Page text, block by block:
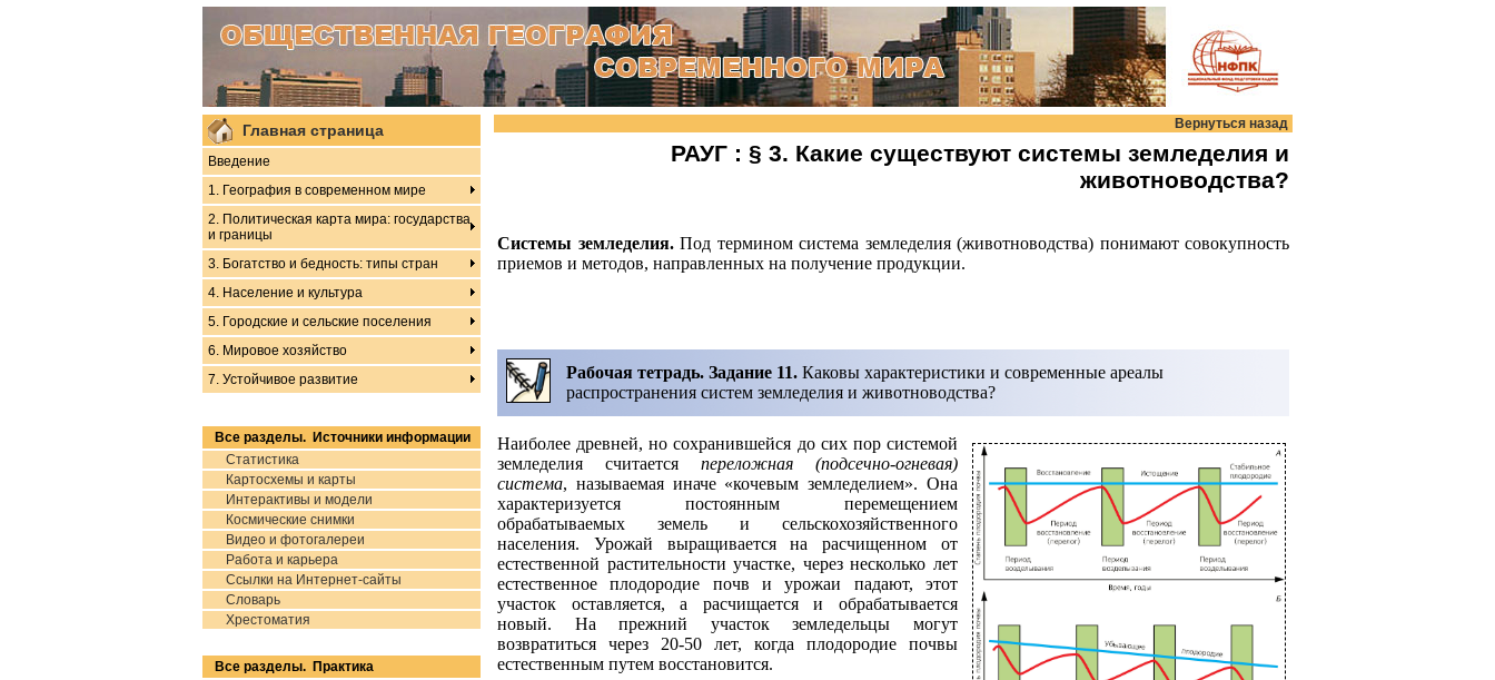
Главная страница
Введение
1. География в современном мире
2. Политическая карта мира: государства
и границы
3. Богатство и бедность: типы стран
4. Население и культура
5. Городские и сельские поселения
6. Мировое хозяйство
7. Устойчивое развитие
Все разделы. Источники информации
Статистика
Картосхемы и карты
Интерактивы и модели
Космические снимки
Видео и фотогалереи
Работа и карьера
Ссылки на Интернет-сайты
Словарь
Хрестоматия
Все разделы. Практика
Вернуться назад
РАУГ : § 3. Какие существуют системы земледелия и
животноводства?
Системы земледелия.Под термином система земледелия (животноводства) понимают совокупность
приемов и методов, направленных на получение продукции.
Рабочая тетрадь. Задание 11. Каковы характеристики и современные ареалы
распространения систем земледелия и животноводства?
Наиболее древней, но сохранившейся до сих пор системой
земледелия считается переложная (подсечно-огневая)
система, называемая иначе «кочевым земледелием». Она
характеризуется постоянным перемещением
обрабатываемых земель и сельскохозяйственного
населения. Урожай выращивается на расчищенном от
естественной растительности участке, через несколько лет
естественное плодородие почв и урожаи падают, этот
участок оставляется, а расчищается и обрабатывается
новый. На прежний участок земледельцы могут
возвратиться через 20-50 лет, когда плодородие почвы
естественным путем восстановится.